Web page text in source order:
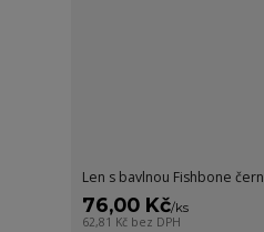
Len s bavlnou Fishbone
76,00 Kč/ks
62,81 Kč bez DPH